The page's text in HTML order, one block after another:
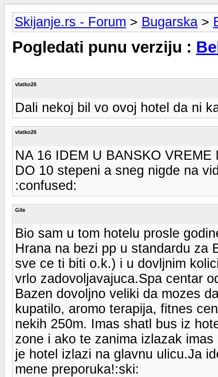
Skijanje.rs - Forum > Bugarska >
Pogledati punu verziju :
vlatko26
Dali nekoj bil vo ovoj hotel da ni
vlatko26
NA 16 IDEM U BANSKO
DO 10 stepeni a sneg nigde na
:confused:
Gile
Bio sam u tom hotelu prosle
Hrana na bezi pp u standardu za
sve ce ti biti o.k.) i u dovljnim
vrlo zadovoljavajuca.Spa centar
Bazen dovoljno veliki da mozes
kupatilo, aromo terapija, fitnes
nekih 250m. Imas shatl bus iz
zone i ako te zanima izlazak
je hotel izlazi na glavnu ulicu.Ja
mene preporuka!:ski: